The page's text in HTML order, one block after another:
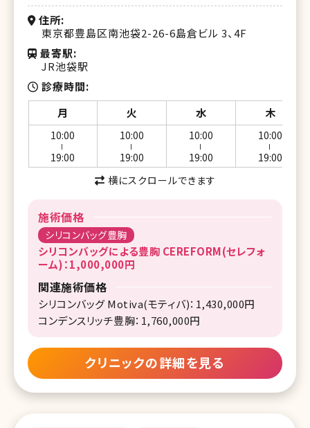
住所
東京都豊島区南池袋2-26-6島倉ビル 3、4F
最寄駅
JR池袋駅
診療時間
月
火 水 木
10:00
19:00
10:00
19:00
10:00
19:00
10:00
19:00
横にスクロールできます
施術価格
シリコンバッグ豊胸
シリコンバッグによる豊胸 CEREFORM(セレフォ
ーム)：1,000,000円
関連施術価格
シリコンバッグ Motiva(モティバ)：1,430,000円
コンデンスリッチ豊胸：1,760,000円
クリニックの詳細を見る